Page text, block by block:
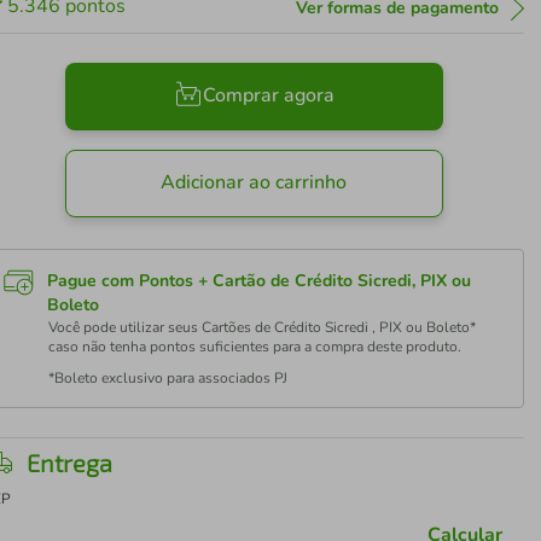
5.346 pontos Ver formas de pagamento
Comprar agora
Adicionar ao carrinho
Pague com Pontos + Cartão de Crédito Sicredi, PIX ou
Boleto
Você pode utilizar seus Cartões de Crédito Sicredi , PIX ou Boleto*
caso não tenha pontos suficientes para a compra deste produto.
*Boleto exclusivo para associados PJ
Entrega
Calcular